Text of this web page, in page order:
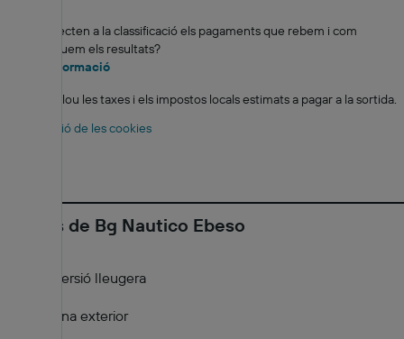
Com afecten a la classificació els pagaments que rebem i com
classifiquem els resultats?
Més informació
El total inclou les taxes i els impostos locals estimats a pagar a la sortida.
Configuració de les cookies
Serveis de Bg Nautico Ebeso
Immersió lleugera
Piscina exterior